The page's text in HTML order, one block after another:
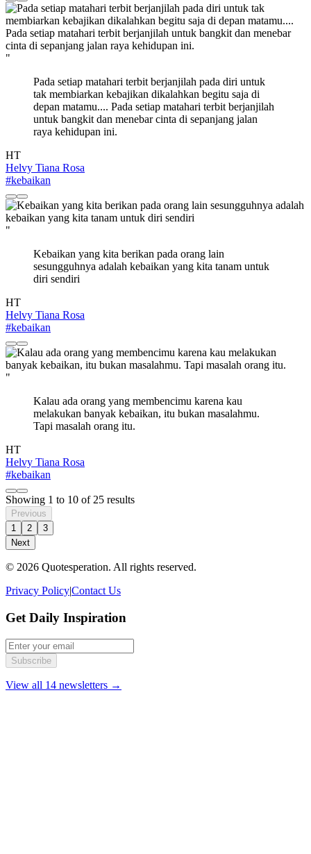
"
Pada setiap matahari terbit berjanjilah pada diri untuk
tak membiarkan kebajikan dikalahkan begitu saja di
depan matamu.... Pada setiap matahari terbit berjanjilah
untuk bangkit dan menebar cinta di sepanjang jalan
raya kehidupan ini.
HT
Helvy Tiana Rosa
#kebaikan
"
Kebaikan yang kita berikan pada orang lain
sesungguhnya adalah kebaikan yang kita tanam untuk
diri sendiri
HT
Helvy Tiana Rosa
#kebaikan
"
Kalau ada orang yang membencimu karena kau
melakukan banyak kebaikan, itu bukan masalahmu.
Tapi masalah orang itu.
HT
Helvy Tiana Rosa
#kebaikan
Showing 1 to 10 of 25 results
Previous
1
2
3
Next
© 2026 Quotesperation. All rights reserved.
Privacy Policy|Contact Us
Get Daily Inspiration
Subscribe
View all 14 newsletters →